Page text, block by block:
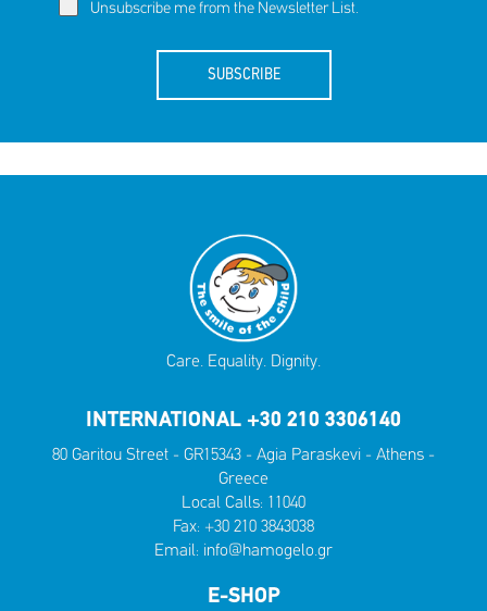
Unsubscribe me from the Newsletter List.
SUBSCRIBE
Care. Equality. Dignity.
INTERNATIONAL +30 210 3306140
80 Garitou Street - GR15343 - Agia Paraskevi - Athens -
Greece
Local Calls: 11040
Fax: +30 210 3843038
Email: info@hamogelo.gr
E-SHOP